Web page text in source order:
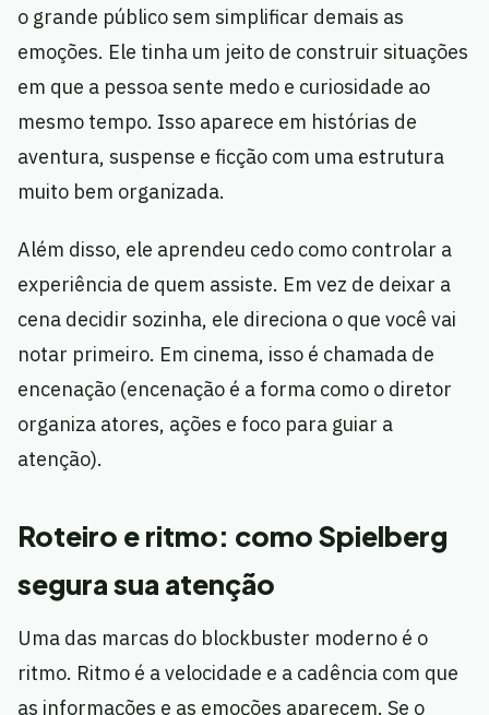
o grande público sem simplificar demais as
emoções. Ele tinha um jeito de construir situações
em que a pessoa sente medo e curiosidade ao
mesmo tempo. Isso aparece em histórias de
aventura, suspense e ficção com uma estrutura
muito bem organizada.
Além disso, ele aprendeu cedo como controlar a
experiência de quem assiste. Em vez de deixar a
cena decidir sozinha, ele direciona o que você vai
notar primeiro. Em cinema, isso é chamada de
encenação (encenação é a forma como o diretor
organiza atores, ações e foco para guiar a
atenção).
Roteiro e ritmo: como Spielberg
segura sua atenção
Uma das marcas do blockbuster moderno é o
ritmo. Ritmo é a velocidade e a cadência com que
as informações e as emoções aparecem. Se o